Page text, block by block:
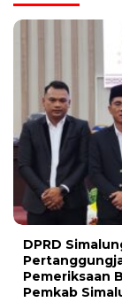
DPRD
Pemeriksaan
Pemkab